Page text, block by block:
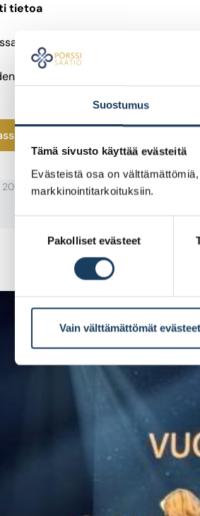
Suostumus
Tämä sivusto käyttää evästeitä
Evästeistä osa on
markkinointitarkoituksiin.
Pakolliset evästeet
Vain välttämättömät evästeet
tietoa
parhaat sijoittajasivut olivat
sarjassa nousivat Viafinin sivut ja
vuonna 2026 palkitut